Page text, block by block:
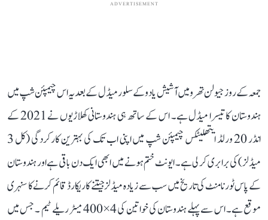
ADVERTISEMENT
جمعہ کے روز جیولن تھرو میں آشیش یادو کے سلور میڈل کے بعد یہ اس چیمپئن شپ میں
ہندوستان کا تیسرا میڈل ہے۔ اس کے ساتھ ہی ہندوستانی کھلاڑیوں نے 2021 کے
انڈر 20 ورلڈ ایتھلیٹکس چیمپئن شپ میں اپنی اب تک کی بہترین کارکردگی (کل 3
میڈلز) کی برابری کر لی ہے۔ ایونٹ ختم ہونے میں ابھی ایک دن باقی ہے اور ہندوستان
کے پاس ٹورنامنٹ کی تاریخ میں سب سے زیادہ میڈلز جیتنے کا ریکارڈ قائم کرنے کا سنہری
موقع ہے۔ اس سے پہلے ہندوستان کی خواتین کی 4×400 میٹر ریلے ٹیم ۔ جس میں